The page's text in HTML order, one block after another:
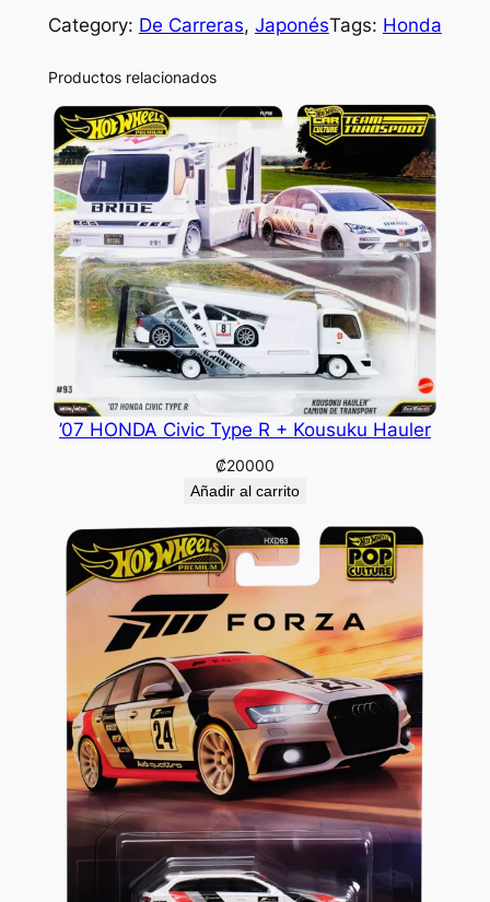
Category: De Carreras, JaponésTags: Honda
Productos relacionados
’07 HONDA Civic Type R + Kousuku Hauler
₡20000
Añadir al carrito